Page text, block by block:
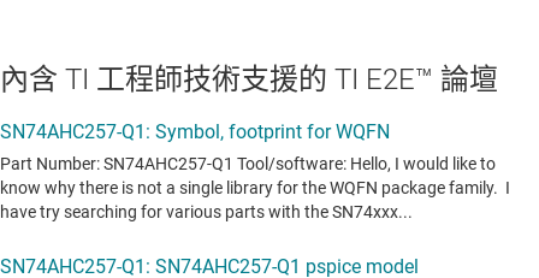
內含 TI 工程師技術支援的 TI E2E™ 論壇